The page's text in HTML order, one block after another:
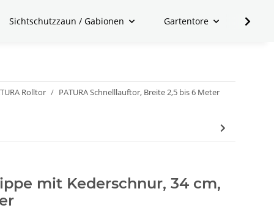
Sichtschutzzaun / Gabionen Gartentore
Rolltor PATURA Schnelllauftor, Breite 2,5 bis 6 Meter
mit Kederschnur, 34 cm,